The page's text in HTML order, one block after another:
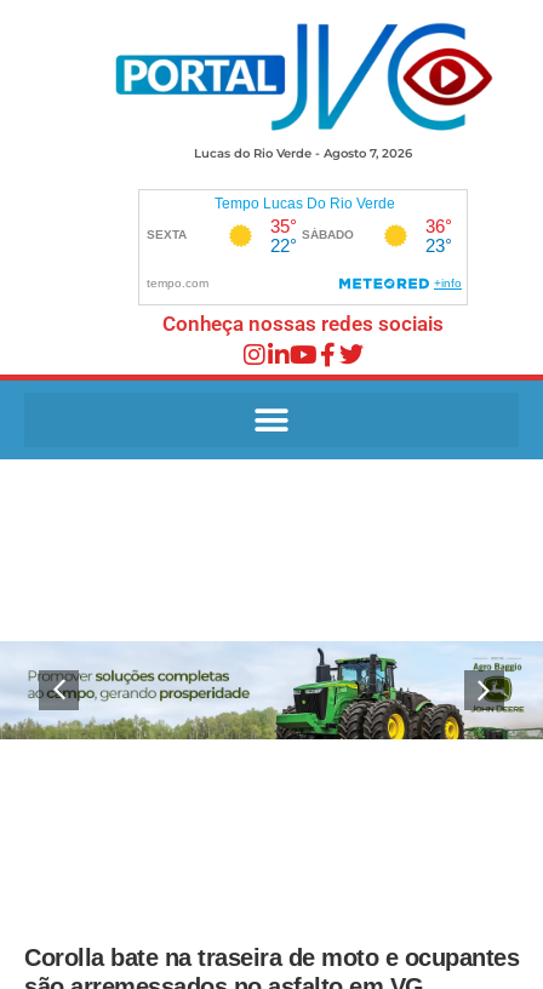
Lucas do Rio Verde - Agosto 7, 2026
Conheça nossas redes sociais
Corolla bate na traseira de moto e ocupantes